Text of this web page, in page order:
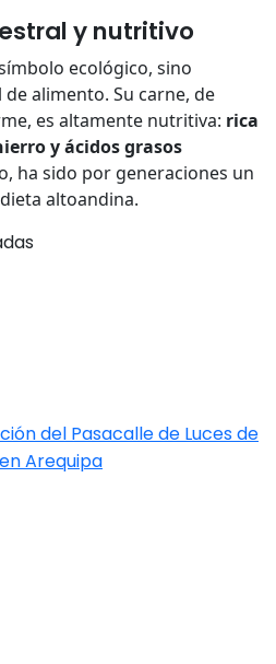
y nutritivo
ecológico, sino
alimento. Su carne, de
es altamente nutritiva: rica
y ácidos grasos
ha sido por generaciones un
altoandina.
del Pasacalle de Luces de
Arequipa